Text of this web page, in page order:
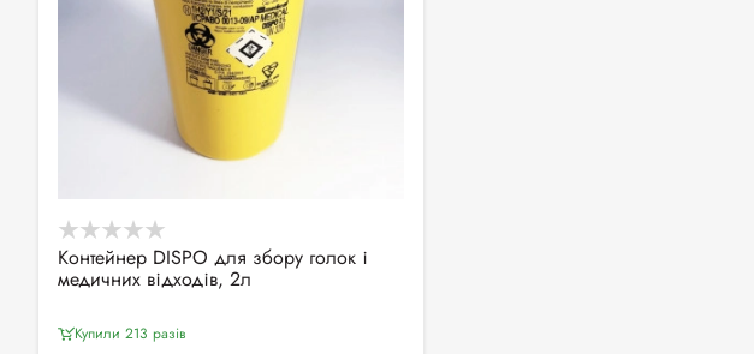
Контейнер DISPO для збору голок і
медичних відходів, 2л
Купили 213 разiв